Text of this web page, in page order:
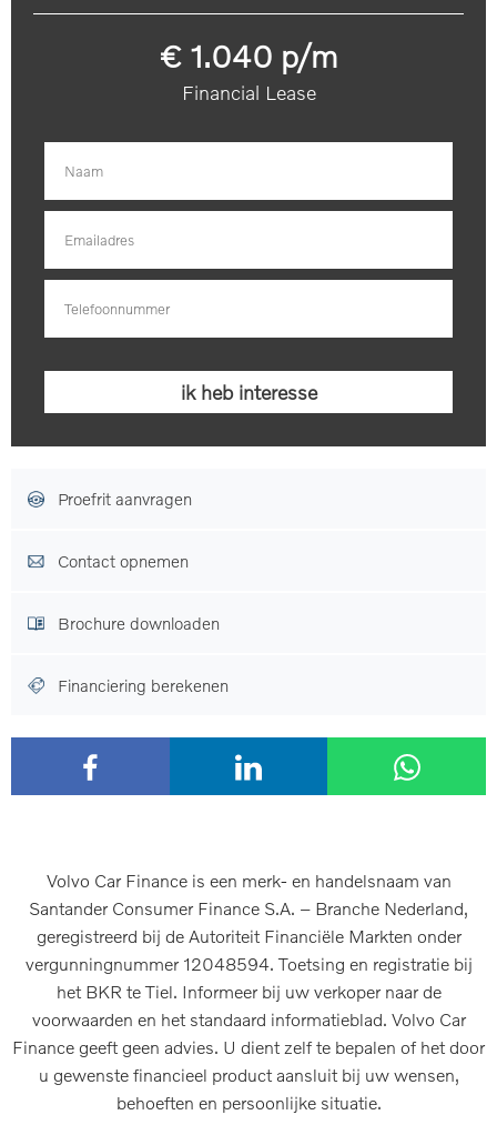
€ 1.040 p/m
Financial Lease
Proefrit aanvragen
Contact opnemen
Brochure downloaden
Financiering berekenen
Volvo Car Finance is een merk- en handelsnaam van
Santander Consumer Finance S.A. – Branche Nederland,
geregistreerd bij de Autoriteit Financiële Markten onder
vergunningnummer 12048594. Toetsing en registratie bij
het BKR te Tiel. Informeer bij uw verkoper naar de
voorwaarden en het standaard informatieblad. Volvo Car
Finance geeft geen advies. U dient zelf te bepalen of het door
u gewenste financieel product aansluit bij uw wensen,
behoeften en persoonlijke situatie.